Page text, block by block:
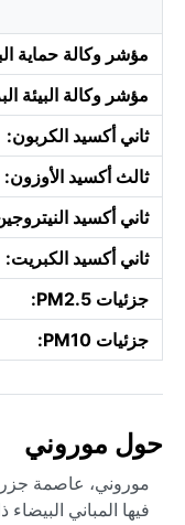
مؤشر وكالة حماية
مؤشر وكالة البيئة
ثاني أكسيد الكربون:
ثالث أكسيد الأوزون:
ثاني أكسيد
ثاني أكسيد الكبريت:
جزئيات PM2.5:
جزئيات PM10:
حول موروني
موروني، عاصمة جزر
فيها المباني